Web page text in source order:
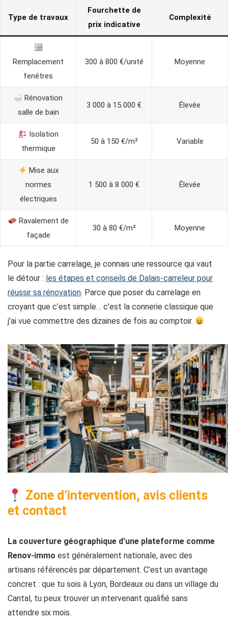
Type de travaux
Fourchette de
prix indicative
Complexité
Remplacement
fenêtres
300 à 800 €/unité Moyenne
Rénovation
salle de bain
3 000 à 15 000 € Élevée
Isolation
thermique
50 à 150 €/m² Variable
Mise aux
normes
électriques
1 500 à 8 000 € Élevée
Ravalement de
façade
30 à 80 €/m² Moyenne
Pour la partie carrelage, je connais une ressource qui vaut
le détour : les étapes et conseils de Dalais-carreleur pour
réussir sa rénovation. Parce que poser du carrelage en
croyant que c’est simple… c’est la connerie classique que
j’ai vue commettre des dizaines de fois au comptoir.
Zone d’intervention, avis clients
et contact
La couverture géographique d’une plateforme comme
Renov-immo est généralement nationale, avec des
artisans référencés par département. C’est un avantage
concret : que tu sois à Lyon, Bordeaux ou dans un village du
Cantal, tu peux trouver un intervenant qualifié sans
attendre six mois.